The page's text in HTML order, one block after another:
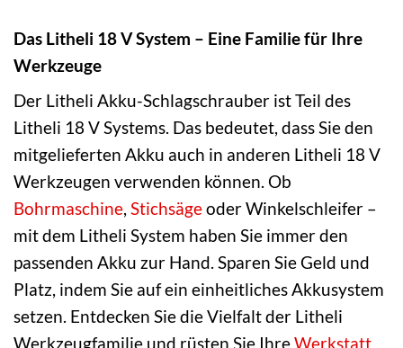
Das Litheli 18 V System – Eine Familie für Ihre
Werkzeuge
Der Litheli Akku-Schlagschrauber ist Teil des
Litheli 18 V Systems. Das bedeutet, dass Sie den
mitgelieferten Akku auch in anderen Litheli 18 V
Werkzeugen verwenden können. Ob
Bohrmaschine, Stichsägeoder Winkelschleifer –
mit dem Litheli System haben Sie immer den
passenden Akku zur Hand. Sparen Sie Geld und
Platz, indem Sie auf ein einheitliches Akkusystem
setzen. Entdecken Sie die Vielfalt der Litheli
Werkzeugfamilie und rüsten Sie IhreWerkstatt